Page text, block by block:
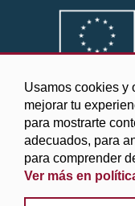
Usamos cookies y
mejorar tu
para mostrarte
adecuados, para
para comprender
Ver más en
©2025